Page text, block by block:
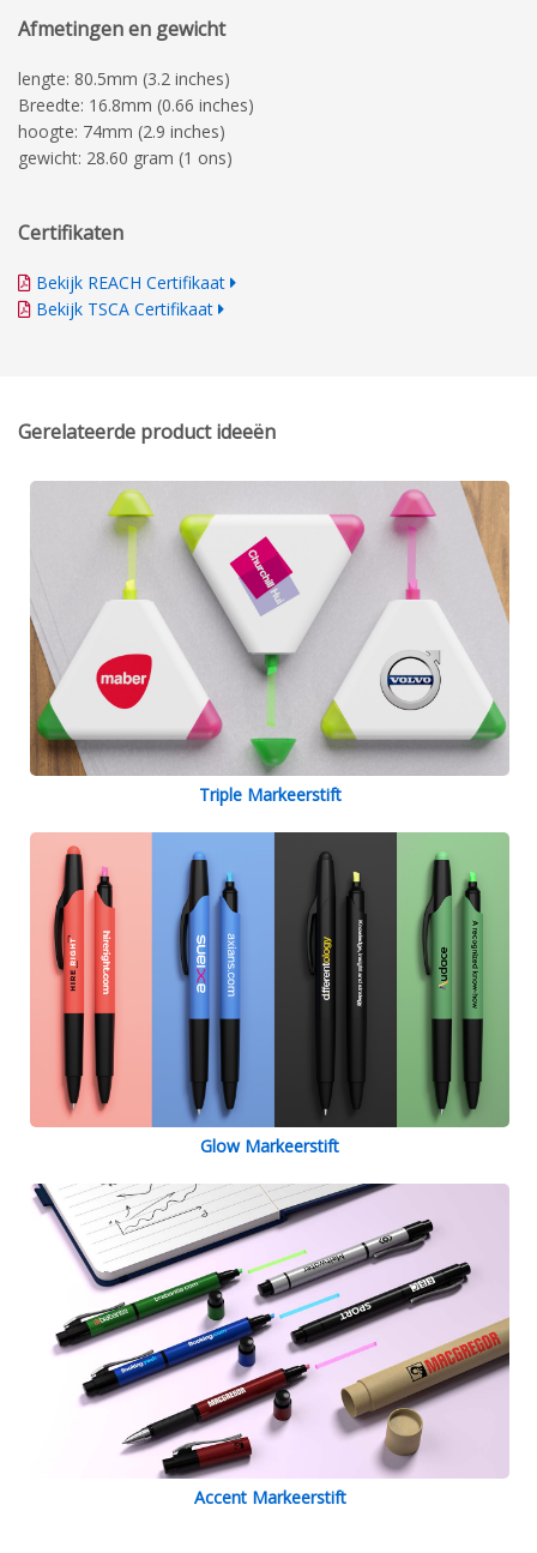
Afmetingen en gewicht
lengte: 80.5mm (3.2 inches)
Breedte: 16.8mm (0.66 inches)
hoogte: 74mm (2.9 inches)
gewicht: 28.60 gram (1 ons)
Certifikaten
Bekijk REACH Certifikaat
Bekijk TSCA Certifikaat
Gerelateerde product ideeën
Triple Markeerstift
Glow Markeerstift
Accent Markeerstift